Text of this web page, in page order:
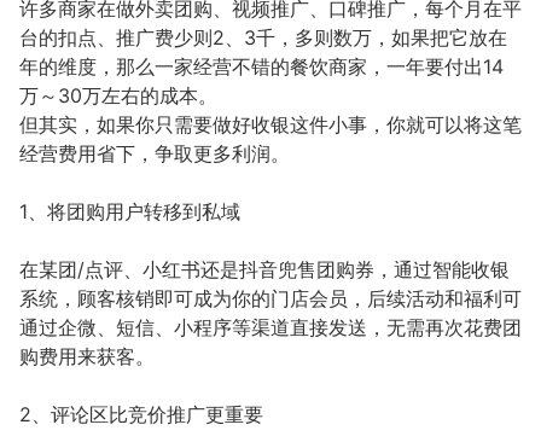
许多商家在做外卖团购、视频推广、口碑推广，每个月在平
台的扣点、推广费少则2、3千，多则数万，如果把它放在
年的维度，那么一家经营不错的餐饮商家，一年要付出14
万～30万左右的成本。
但其实，如果你只需要做好收银这件小事，你就可以将这笔
经营费用省下，争取更多利润。
1、将团购用户转移到私域
在某团/点评、小红书还是抖音兜售团购券，通过智能收银
系统，顾客核销即可成为你的门店会员，后续活动和福利可
通过企微、短信、小程序等渠道直接发送，无需再次花费团
购费用来获客。
2、评论区比竞价推广更重要